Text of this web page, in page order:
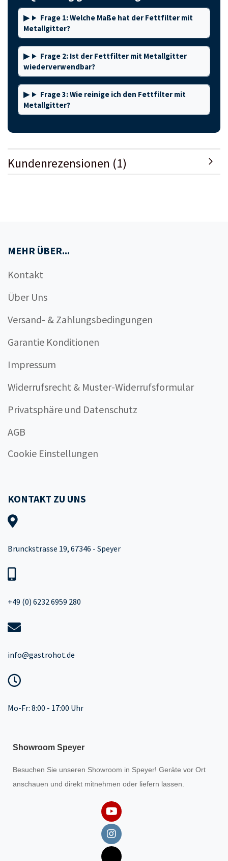
Frage 1: Welche Maße hat der Fettfilter mit
Metallgitter?
Frage 2: Ist der Fettfilter mit Metallgitter
wiederverwendbar?
Frage 3: Wie reinige ich den Fettfilter mit
Metallgitter?
Kundenrezensionen (1)
MEHR ÜBER...
Kontakt
Über Uns
Versand- & Zahlungsbedingungen
Garantie Konditionen
Impressum
Widerrufsrecht & Muster-Widerrufsformular
Privatsphäre und Datenschutz
AGB
Cookie Einstellungen
KONTAKT ZU UNS
Brunckstrasse 19, 67346 - Speyer
+49 (0) 6232 6959 280
info@gastrohot.de
Mo-Fr: 8:00 - 17:00 Uhr
Showroom Speyer
Besuchen Sie unseren Showroom in Speyer! Geräte vor Ort
anschauen und direkt mitnehmen oder liefern lassen.